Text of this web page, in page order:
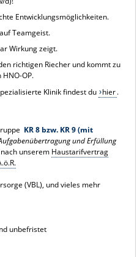
Entwicklungsmöglichkeiten.
Teamgeist.
Wirkung zeigt.
richtigen Riecher und kommt zu
HNO-OP.
Klinik findest du hier.
KR 8 bzw. KR 9 (mit
und Erfüllung
unserem Haustarifvertrag
(VBL), und vieles mehr
unbefristet